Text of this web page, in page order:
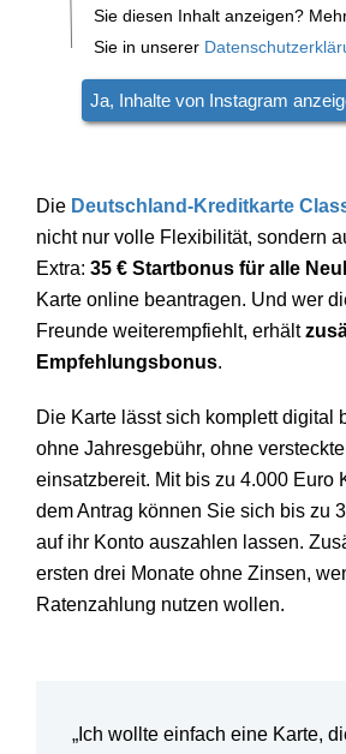
Sie diesen Inhalt anzeigen?
Sie in unserer
Die Deutschland-Kreditkarte
nicht nur volle Flexibilität, sondern
Extra: 35 € Startbonus für alle
Karte online beantragen. Und wer
Freunde weiterempfiehlt, erhält
Empfehlungsbonus.
Die Karte lässt sich komplett digital
ohne Jahresgebühr, ohne
einsatzbereit. Mit bis zu 4.000 Euro
dem Antrag können Sie sich bis zu
auf ihr Konto auszahlen lassen.
ersten drei Monate ohne Zinsen,
Ratenzahlung nutzen wollen.
„Ich wollte einfach eine Karte,